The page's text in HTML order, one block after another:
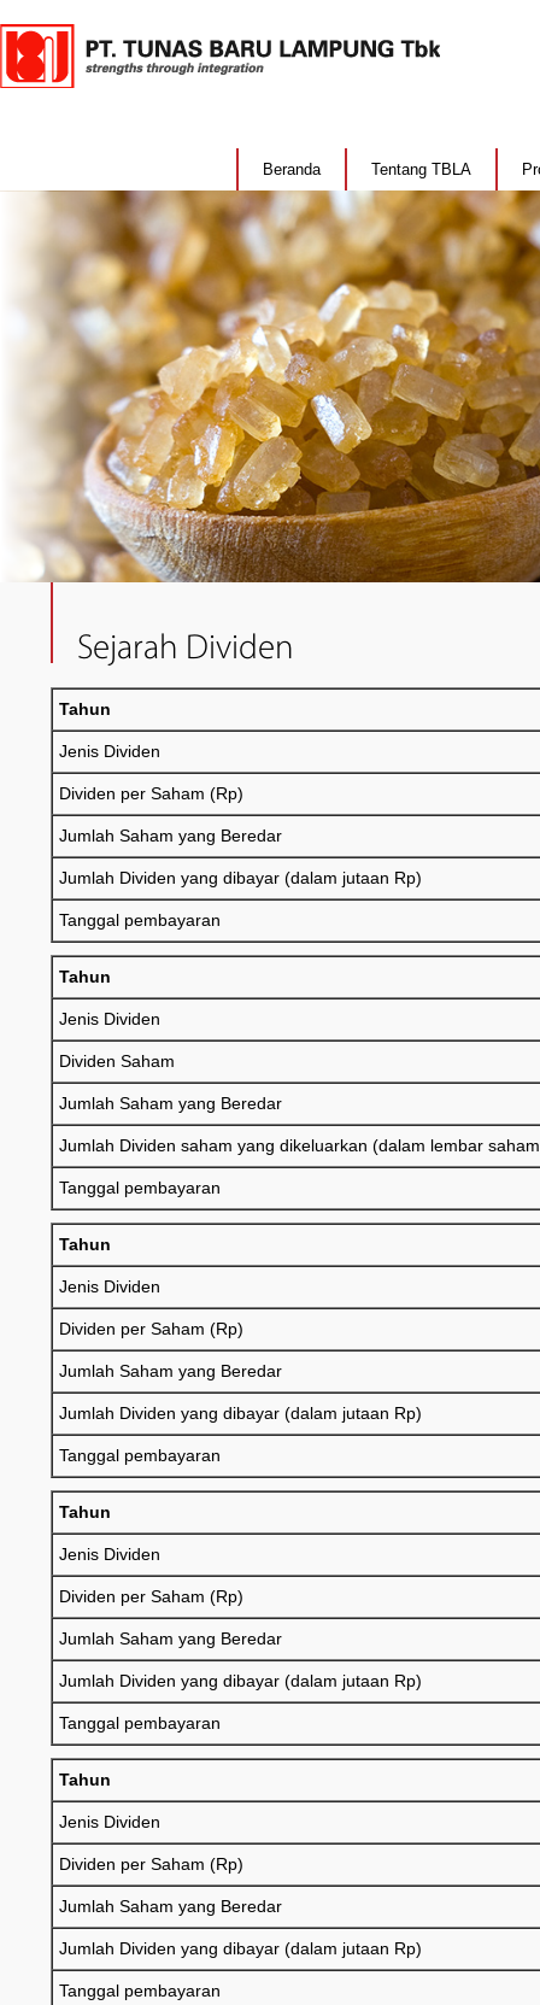
Beranda Tentang TBLA
Sejarah Dividen
Tahun
Jenis Dividen
Dividen per Saham (Rp)
Jumlah Saham yang Beredar
Jumlah Dividen yang dibayar (dalam jutaan Rp)
Tanggal pembayaran
Tahun
Jenis Dividen
Dividen Saham
Jumlah Saham yang Beredar
Jumlah Dividen saham yang dikeluarkan (dalam lembar
Tanggal pembayaran
Tahun
Jenis Dividen
Dividen per Saham (Rp)
Jumlah Saham yang Beredar
Jumlah Dividen yang dibayar (dalam jutaan Rp)
Tanggal pembayaran
Tahun
Jenis Dividen
Dividen per Saham (Rp)
Jumlah Saham yang Beredar
Jumlah Dividen yang dibayar (dalam jutaan Rp)
Tanggal pembayaran
Tahun
Jenis Dividen
Dividen per Saham (Rp)
Jumlah Saham yang Beredar
Jumlah Dividen yang dibayar (dalam jutaan Rp)
Tanggal pembayaran